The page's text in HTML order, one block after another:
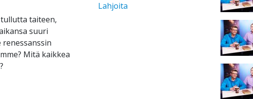
taiteen,
suuri
Mitä kaikkea
Lahjoita